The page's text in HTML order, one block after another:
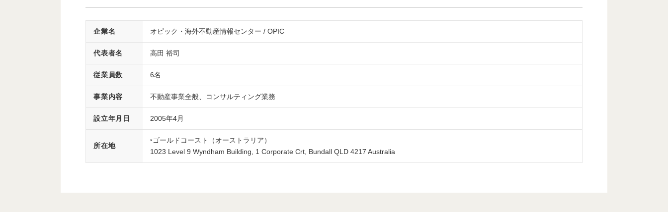
企業名 オピック・海外不動産情報センター / OPIC
代表者名 高田 裕司
従業員数 6名
事業内容 不動産事業全般、コンサルティング業務
設立年月日 2005年4月
所在地
‣ゴールドコースト（オーストラリア）
1023 Level 9 Wyndham Building, 1 Corporate Crt, Bundall QLD 4217 Australia